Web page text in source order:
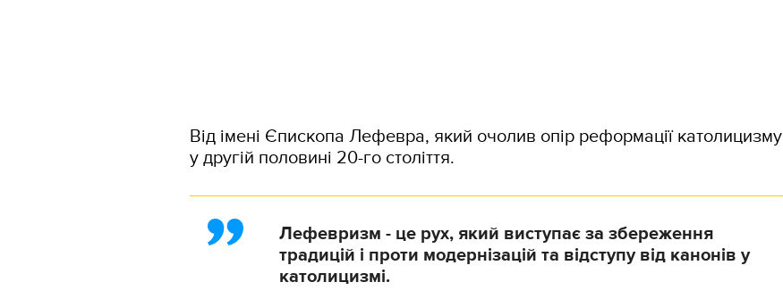
Від імені Єпископа Лефевра, який очолив опір реформації католицизму
у другій половині 20-го століття.
Лефевризм - це рух, який виступає за збереження
традицій і проти модернізацій та відступу від канонів у
католицизмі.